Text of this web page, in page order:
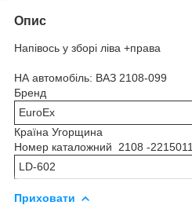
Опис
Напівось у зборі ліва +права
НА автомобіль: ВАЗ 2108-099
Бренд
EuroEx
Країна Угорщина
Номер каталожний 2108 -2215011
LD-602
Приховати